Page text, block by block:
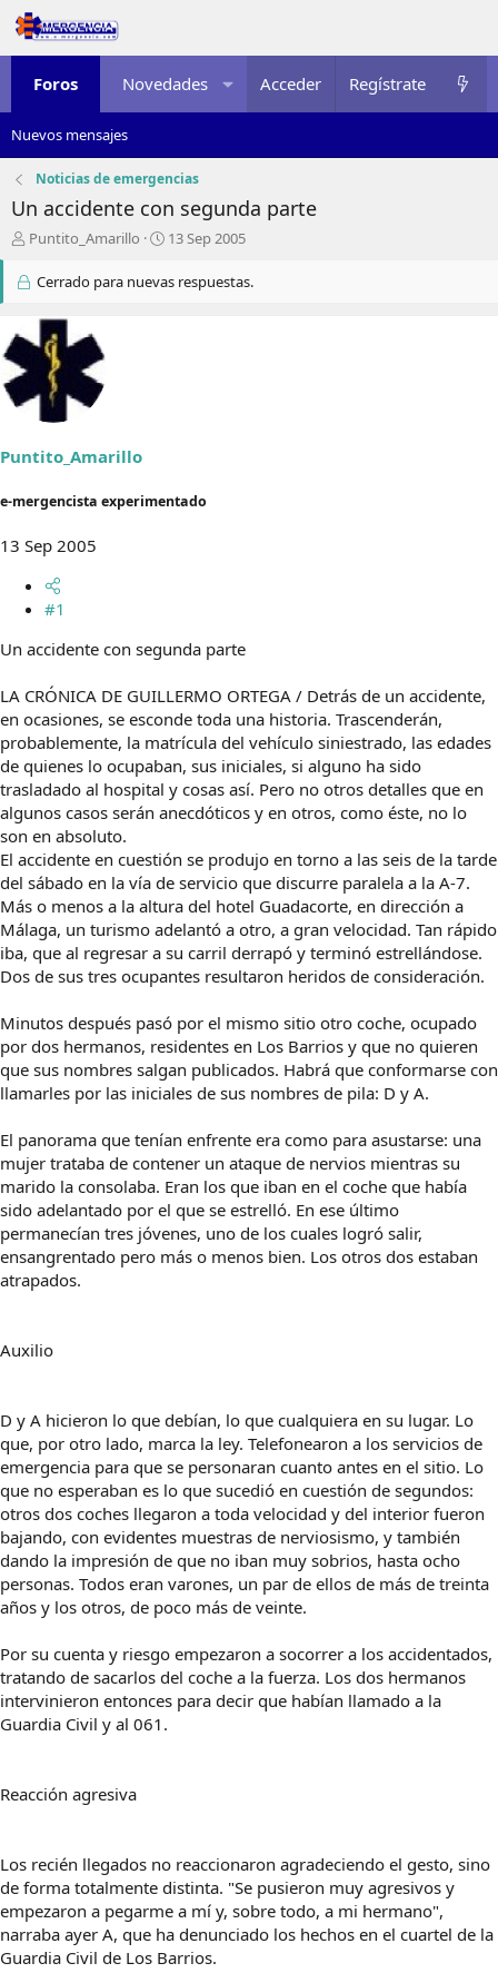
Foros Novedades Multimedia Recursos
Acceder Regístrate
Nuevos mensajes
Noticias de emergencias
Un accidente con segunda parte
I
i
a
r
l
e
a
Puntito_Amarillo
F
c
13 Sep 2005
Cerrado para nuevas respuestas.
Puntito_Amarillo
e-mergencista experimentado
13 Sep 2005
#1
Un accidente con segunda parte
LA CRÓNICA DE GUILLERMO ORTEGA / Detrás de un accidente,
en ocasiones, se esconde toda una historia. Trascenderán,
probablemente, la matrícula del vehículo siniestrado, las edades
de quienes lo ocupaban, sus iniciales, si alguno ha sido
trasladado al hospital y cosas así. Pero no otros detalles que en
algunos casos serán anecdóticos y en otros, como éste, no lo
son en absoluto.
El accidente en cuestión se produjo en torno a las seis de la tarde
del sábado en la vía de servicio que discurre paralela a la A-7.
Más o menos a la altura del hotel Guadacorte, en dirección a
Málaga, un turismo adelantó a otro, a gran velocidad. Tan rápido
iba, que al regresar a su carril derrapó y terminó estrellándose.
Dos de sus tres ocupantes resultaron heridos de consideración.
Minutos después pasó por el mismo sitio otro coche, ocupado
por dos hermanos, residentes en Los Barrios y que no quieren
que sus nombres salgan publicados. Habrá que conformarse con
llamarles por las iniciales de sus nombres de pila: D y A.
El panorama que tenían enfrente era como para asustarse: una
mujer trataba de contener un ataque de nervios mientras su
marido la consolaba. Eran los que iban en el coche que había
sido adelantado por el que se estrelló. En ese último
permanecían tres jóvenes, uno de los cuales logró salir,
ensangrentado pero más o menos bien. Los otros dos estaban
atrapados.
Auxilio
D y A hicieron lo que debían, lo que cualquiera en su lugar. Lo
que, por otro lado, marca la ley. Telefonearon a los servicios de
emergencia para que se personaran cuanto antes en el sitio. Lo
que no esperaban es lo que sucedió en cuestión de segundos:
otros dos coches llegaron a toda velocidad y del interior fueron
bajando, con evidentes muestras de nerviosismo, y también
dando la impresión de que no iban muy sobrios, hasta ocho
personas. Todos eran varones, un par de ellos de más de treinta
años y los otros, de poco más de veinte.
Por su cuenta y riesgo empezaron a socorrer a los accidentados,
tratando de sacarlos del coche a la fuerza. Los dos hermanos
intervinieron entonces para decir que habían llamado a la
Guardia Civil y al 061.
Reacción agresiva
Los recién llegados no reaccionaron agradeciendo el gesto, sino
de forma totalmente distinta. "Se pusieron muy agresivos y
empezaron a pegarme a mí y, sobre todo, a mi hermano",
narraba ayer A, que ha denunciado los hechos en el cuartel de la
Guardia Civil de Los Barrios.